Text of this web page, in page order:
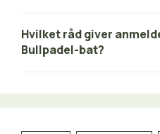
Hvilket råd giver
Bullpadel-bat?